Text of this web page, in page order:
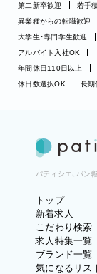
第二新卒歓迎
若手
異業種からの転職歓迎
大学生・専門学生歓迎
アルバイト入社OK
年間休日110日以上
休日数選択OK
長期
パティシエ、パン
トップ
新着求人
こだわり検索
求人特集一覧
ブランド一覧
気になるリス